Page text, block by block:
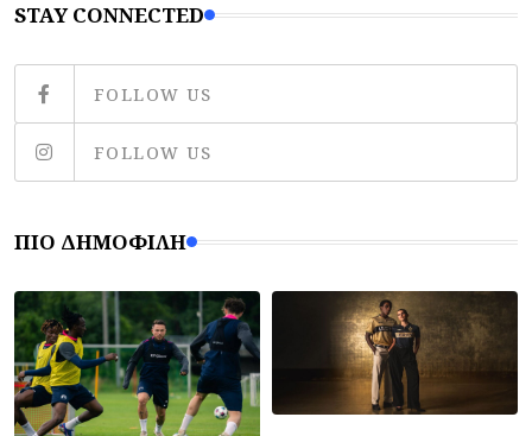
STAY CONNECTED
FOLLOW US
FOLLOW US
ΠΙΟ ΔΗΜΟΦΙΛΉ